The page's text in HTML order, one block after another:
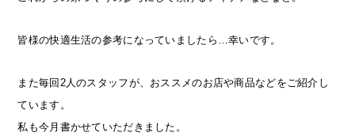
皆様の快適生活の参考になっていましたら…幸いです。
また毎回2人のスタッフが、おススメのお店や商品などをご紹介し
ています。
私も今月書かせていただきました。